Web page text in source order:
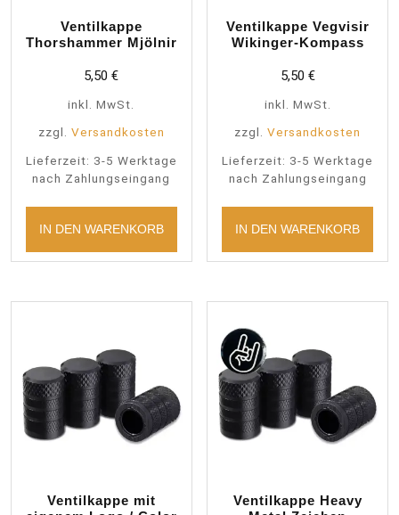
Ventilkappe
Thorshammer Mjölnir
5,50€
inkl. MwSt.
zzgl. Versandkosten
Lieferzeit: 3-5 Werktage
nach Zahlungseingang
IN DEN WARENKORB
Ventilkappe Vegvisir
Wikinger-Kompass
5,50 €
inkl. MwSt.
zzgl.Versandkosten
Lieferzeit: 3-5 Werktage
nach Zahlungseingang
IN DEN WARENKORB
Ventilkappe mit
Ventilkappe Heavy